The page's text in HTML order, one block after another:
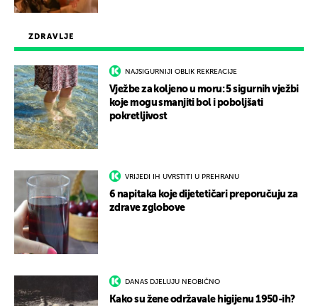
ZDRAVLJE
NAJSIGURNIJI OBLIK REKREACIJE
Vježbe za koljeno u moru: 5 sigurnih vježbi
koje mogu smanjiti bol i poboljšati
pokretljivost
VRIJEDI IH UVRSTITI U PREHRANU
6 napitaka koje dijetetičari preporučuju za
zdrave zglobove
DANAS DJELUJU NEOBIČNO
Kako su žene održavale higijenu 1950-ih?